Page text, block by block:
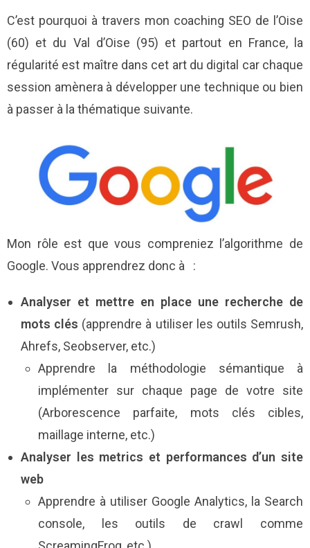
C’est pourquoi à travers mon coaching SEO de l’Oise
(60) et du Val d’Oise (95) et partout en France, la
régularité est maître dans cet art du digital car chaque
session amènera à développer une technique ou bien
à passer à la thématique suivante.
Mon rôle est que vous compreniez l’algorithme de
Google. Vous apprendrez donc à :
Analyser et mettre en place une recherche de
mots clés (apprendre à utiliser les outils Semrush,
Ahrefs, Seobserver, etc.)
Apprendre la méthodologie sémantique à
implémenter sur chaque page de votre site
(Arborescence parfaite, mots clés cibles,
maillage interne, etc.)
Analyser les metrics et performances d’un site
web
Apprendre à utiliser Google Analytics, la Search
console, les outils de crawl comme